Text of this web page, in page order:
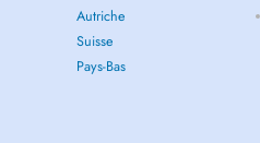
Autriche
Suisse
Pays-Bas